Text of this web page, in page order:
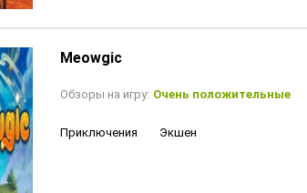
Meowgic
Обзоры на игру: Очень положительные
Приключения Экшен